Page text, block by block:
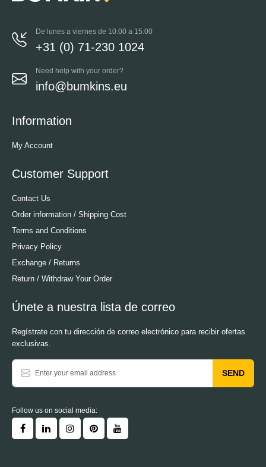
De lunes a viernes de 10:00 a 15:00
+31 (0) 71-230 1024
Need help with your order?
info@bumkins.eu
Information
My Account
Customer Support
Contact Us
Order information / Shipping Cost
Terms and Conditions
Privacy Policy
Exchange / Returns
Return / Withdraw Your Order
Únete a nuestra lista de correo
Regístrate con tu dirección de correo electrónico para recibir ofertas
exclusivas.
SEND
Follow us on social media: